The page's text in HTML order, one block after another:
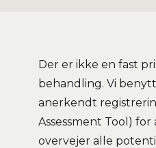
Der er ikke en fast
behandling. Vi
anerkendt
Assessment Tool) for
overvejer alle